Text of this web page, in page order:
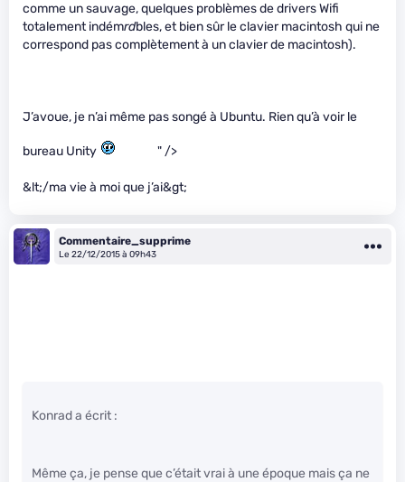
comme un sauvage, quelques problèmes de drivers Wifi
totalement indémrdbles, et bien sûr le clavier macintosh qui ne
correspond pas complètement à un clavier de macintosh).
J’avoue, je n’ai même pas songé à Ubuntu. Rien qu’à voir le
bureau Unity " />
&lt;/ma vie à moi que j’ai&gt;
Commentaire_supprime
Le 22/12/2015 à 09h43
Konrad a écrit :
Même ça, je pense que c’était vrai à une époque mais ça ne